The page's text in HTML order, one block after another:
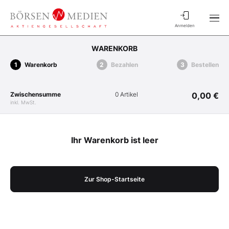
Anmelden
WARENKORB
Warenkorb Bezahlen Bestellen
Zwischensumme
inkl. MwSt.
0 Artikel 0,00 €
Ihr Warenkorb ist leer
Zur Shop-Startseite